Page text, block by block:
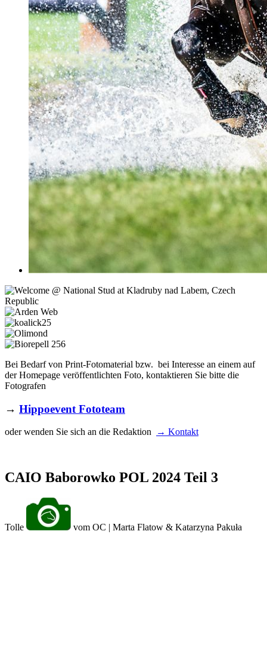
Bei Bedarf von Print-Fotomaterial bzw. bei Interesse an einem auf
der Homepage veröffentlichten Foto, kontaktieren Sie bitte die
Fotografen
→ Hippoevent Fototeam
oder wenden Sie sich an die Redaktion → Kontakt
CAIO Baborowko POL 2024 Teil 3
Tolle vom OC | Marta Flatow & Katarzyna Pakuła